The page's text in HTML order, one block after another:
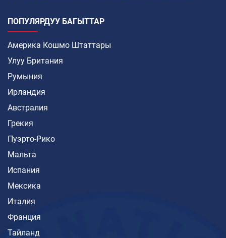
ПОПУЛЯРДУУ БАГЫТТАР
Америка Кошмо Штаттары
Улуу Британия
Румыния
Ирландия
Австралия
Грекия
Пуэрто-Рико
Мальта
Испания
Мексика
Италия
Франция
Тайланд